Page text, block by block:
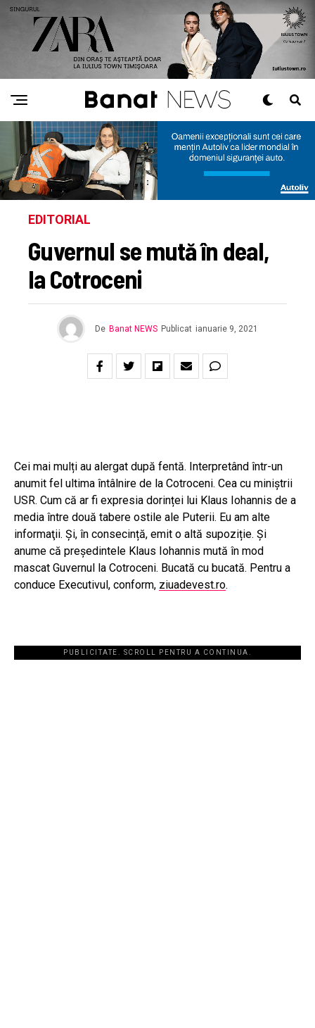
EDITORIAL
Guvernul se mută în deal,
la Cotroceni
De Banat NEWS Publicat ianuarie 9, 2021
Cei mai mulți au alergat după fentă. Interpretând într-un
anumit fel ultima întâlnire de la Cotroceni. Cea cu miniștrii
USR. Cum că ar fi expresia dorinței lui Klaus Iohannis de a
media între două tabere ostile ale Puterii. Eu am alte
informaţii. Și, în consecință, emit o altă supoziție. Și
anume că președintele Klaus Iohannis mută în mod
mascat Guvernul la Cotroceni. Bucată cu bucată. Pentru a
conduce Executivul, conform, ziuadevest.ro.
PUBLICITATE. SCROLL PENTRU A CONTINUA.